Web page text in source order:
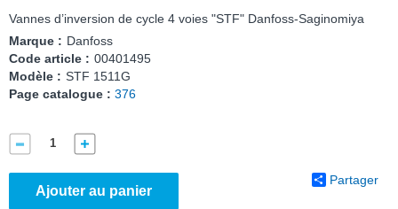
Vannes d’inversion de cycle 4 voies "STF" Danfoss-Saginomiya
Marque : Danfoss
Code article : 00401495
Modèle : STF 1511G
Page catalogue : 376
Ajouter au panier
Partager